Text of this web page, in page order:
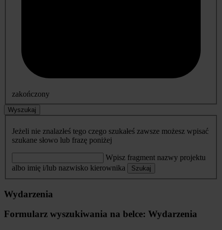
zakończony
Wyszukaj
Jeżeli nie znalazłeś tego czego szukałeś zawsze możesz wpisać
szukane słowo lub frazę poniżej
Wpisz fragment nazwy projektu
albo imię i/lub nazwisko kierownika
Szukaj
Wydarzenia
Formularz wyszukiwania na belce: Wydarzenia